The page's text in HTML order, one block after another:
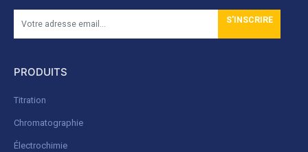
S'INSCRIRE
PRODUITS
Titration
Chromatographie
Électrochimie